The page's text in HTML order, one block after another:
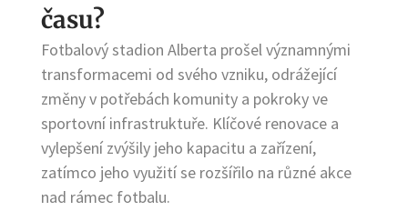
času?
Fotbalový stadion Alberta prošel významnými
transformacemi od svého vzniku, odrážející
změny v potřebách komunity a pokroky ve
sportovní infrastruktuře. Klíčové renovace a
vylepšení zvýšily jeho kapacitu a zařízení,
zatímco jeho využití se rozšířilo na různé akce
nad rámec fotbalu.